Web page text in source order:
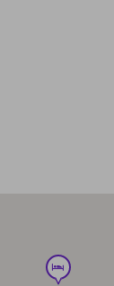
hotel